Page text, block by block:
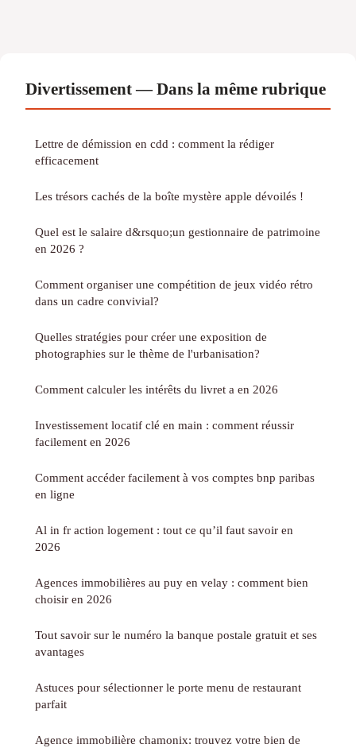
Divertissement — Dans la même rubrique
Lettre de démission en cdd : comment la rédiger
efficacement
Les trésors cachés de la boîte mystère apple dévoilés !
Quel est le salaire d&rsquo;un gestionnaire de patrimoine
en 2026 ?
Comment organiser une compétition de jeux vidéo rétro
dans un cadre convivial?
Quelles stratégies pour créer une exposition de
photographies sur le thème de l'urbanisation?
Comment calculer les intérêts du livret a en 2026
Investissement locatif clé en main : comment réussir
facilement en 2026
Comment accéder facilement à vos comptes bnp paribas
en ligne
Al in fr action logement : tout ce qu’il faut savoir en
2026
Agences immobilières au puy en velay : comment bien
choisir en 2026
Tout savoir sur le numéro la banque postale gratuit et ses
avantages
Astuces pour sélectionner le porte menu de restaurant
parfait
Agence immobilière chamonix: trouvez votre bien de